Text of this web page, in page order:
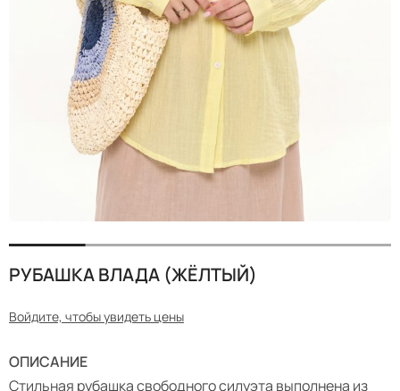
РУБАШКА ВЛАДА (ЖЁЛТЫЙ)
Войдите, чтобы увидеть цены
ОПИСАНИЕ
Стильная рубашка свободного силуэта выполнена из